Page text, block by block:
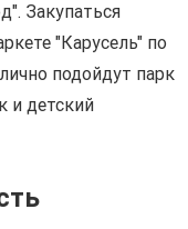
Закупаться
"Карусель" по
подойдут парк
и детский